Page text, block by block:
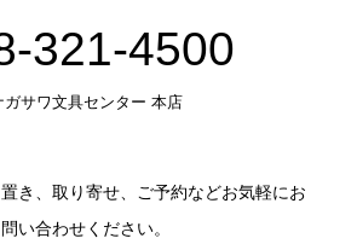
321-4500
ガサワ文具センター 本店
き、取り寄せ、ご予約などお気軽にお
問い合わせください。